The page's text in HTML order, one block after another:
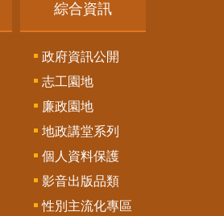
綜合資訊
政府資訊公開
志工園地
廉政園地
地政講堂系列
個人資料保護
影音出版品類
性別主流化專區